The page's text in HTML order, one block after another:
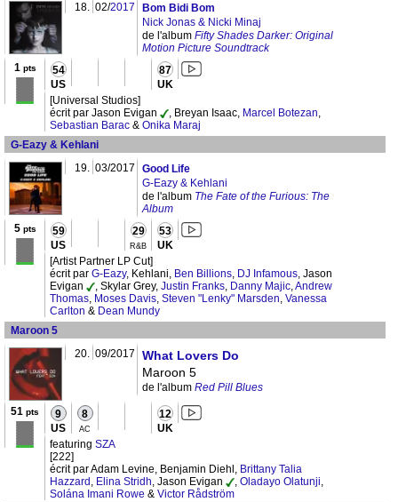
18. 02/2017
Bom Bidi Bom
Nick Jonas & Nicki Minaj
de l'album Fifty Shades Darker: Original
Motion Picture Soundtrack
1 pts 54
US
87
UK
[Universal Studios]
écrit par Jason Evigan
, Breyan Isaac, Marcel Botezan,
Sebastian Barac & Onika Maraj
G-Eazy & Kehlani
19. 03/2017
Good Life
G-Eazy & Kehlani
de l'album The Fate of the Furious: The
Album
5pts 59
US
29
R&B
53
UK
[Artist Partner LP Cut]
écrit par G-Eazy, Kehlani, Ben Billions, DJ Infamous, Jason
Evigan
, Skylar Grey, Justin Franks, Danny Majic,Andrew
Thomas, Moses Davis, Steven "Lenky" Marsden, Vanessa
Carlton & Dean Mundy
Maroon 5
20. 09/2017
What Lovers Do
Maroon 5
de l'album Red Pill Blues
51 pts 9
US
8
AC
12
UK
featuring SZA
[222]
écrit par Adam Levine, Benjamin Diehl, Brittany Talia
Hazzard , Elina Stridh, Jason Evigan , Oladayo Olatunji,
Solána Imani Rowe & Victor Rådström